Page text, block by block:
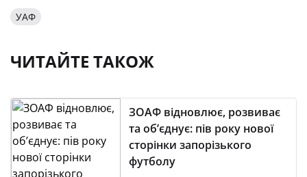
УАФ
ЧИТАЙТЕ ТАКОЖ
ЗОАФ відновлює, розвиває
та об’єднує: пів року нової
сторінки запорізького
футболу